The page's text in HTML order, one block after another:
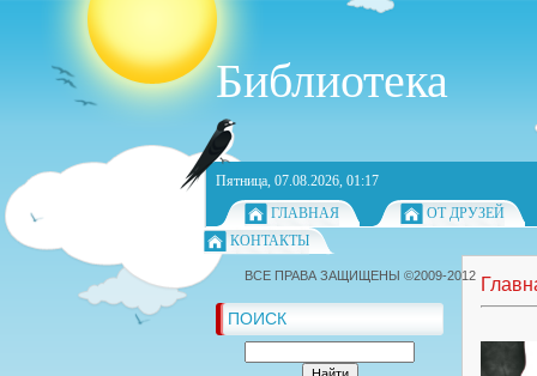
Библиотека
Пятница, 07.08.2026, 01:17
ГЛАВНАЯ
ОТ ДРУЗЕЙ
КОНТАКТЫ
ПОИСК
ВСЕ ПРАВА ЗАЩИЩЕНЫ ©2009-2012